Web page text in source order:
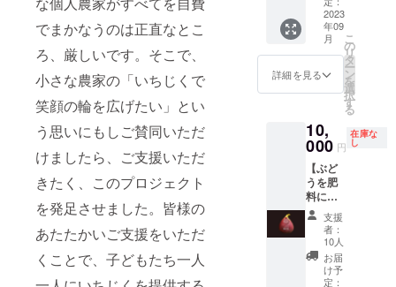
でまかなうのは正直なとこ
ろ、厳しいです。そこで、
小さな農家の「いちじくで
笑顔の輪を広げたい」とい
う思いにもしご賛同いただ
けましたら、ご支援いただ
きたく、このプロジェクト
を発足させました。皆様の
あたたかいご支援をいただ
くことで、子どもたち一人
持ちで
寄付額
を増額
いただ
けた場
合は、
増額分
に割り
当てさ
せてい
ただき
ます。
であっ
さりと
した味
わいで
す。 ・
この返
礼品を
支援い
ただく
と、児
童養護
施設に1
パック
を寄付
しま
す。も
しお気
持ちで
寄付額
・”ビオ
レソリ
エス”
フラン
の黒イ
チジ
厚な甘
みと豊
潤な香
りが特
徴。青
空レス
トラン
でも紹
介され
た品種
です。
少し触
きませ
ん。 発
送が近
くなり
らお知
らせし
りが難
しいお
日にち
がわ
かって
いれ
ば、ご
連絡く
ださい
ませ。
※ギフト
ますの
で、受
け取り
日はご
きませ
ん。 発
ました
らお知
らせし
ます。
受け取
りが難
しいお
日にち
がわ
かって
いれ
中心＋
稀少種2
種詰め
合わせ
12玉入
り 送時
期：8月
にかけ
て、2回
にわけ
て発送
しま
す。 賞
味期
間：発
送後3日
以内 概
要： 羽
トで
す。 内
容量：
12玉入
り
フィン6
個、稀
少種い
ちじく2
種6個※
稀に3種
になる
ことも
ありま
す） 発
送時
わせ
セッ
ト】＋
お礼
メール
（電子
メー
級黒い
ちじく
「ビオ
レソリ
エス」
を中心
に、お
任せい
ちじく
詰め合
わせ
セット
2023
年09
月
詳細を見る
こ
の
リ
タ
ー
ン
を
選
択
す
る
10,
000 円
在庫な
し
【ぶど
うを肥
料にし
た しあ
わせ無
花果】
＋【稀
少種い
ちじく
支援
者：
10人
お届
け予
定：